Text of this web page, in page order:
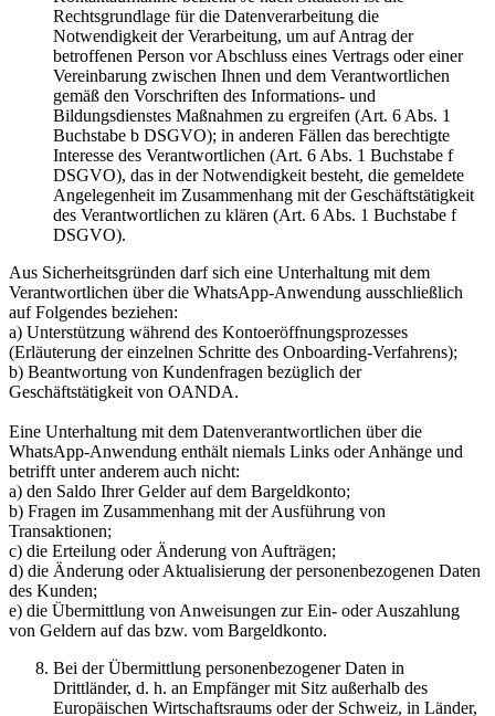
Rechtsgrundlage für die Datenverarbeitung die
Notwendigkeit der Verarbeitung, um auf Antrag der
betroffenen Person vor Abschluss eines Vertrags oder einer
Vereinbarung zwischen Ihnen und dem Verantwortlichen
gemäß den Vorschriften des Informations- und
Bildungsdienstes Maßnahmen zu ergreifen (Art. 6 Abs. 1
Buchstabe b DSGVO); in anderen Fällen das berechtigte
Interesse des Verantwortlichen (Art. 6 Abs. 1 Buchstabe f
DSGVO), das in der Notwendigkeit besteht, die gemeldete
Angelegenheit im Zusammenhang mit der Geschäftstätigkeit
des Verantwortlichen zu klären (Art. 6 Abs. 1 Buchstabe f
DSGVO).
Aus Sicherheitsgründen darf sich eine Unterhaltung mit dem
Verantwortlichen über die WhatsApp-Anwendung ausschließlich
auf Folgendes beziehen:
a) Unterstützung während des Kontoeröffnungsprozesses
(Erläuterung der einzelnen Schritte des Onboarding-Verfahrens);
b) Beantwortung von Kundenfragen bezüglich der
Geschäftstätigkeit von OANDA.
Eine Unterhaltung mit dem Datenverantwortlichen über die
WhatsApp-Anwendung enthält niemals Links oder Anhänge und
betrifft unter anderem auch nicht:
a) den Saldo Ihrer Gelder auf dem Bargeldkonto;
b) Fragen im Zusammenhang mit der Ausführung von
Transaktionen;
c) die Erteilung oder Änderung von Aufträgen;
d) die Änderung oder Aktualisierung der personenbezogenen Daten
des Kunden;
e) die Übermittlung von Anweisungen zur Ein- oder Auszahlung
von Geldern auf das bzw. vom Bargeldkonto.
Bei der Übermittlung personenbezogener Daten in
Drittländer, d. h. an Empfänger mit Sitz außerhalb des
Europäischen Wirtschaftsraums oder der Schweiz, in Länder,